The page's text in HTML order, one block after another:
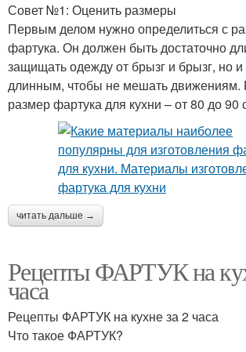
Совет №1: Оценить размеры
Первым делом нужно определиться с
фартука. Он должен быть достаточно
защищать одежду от брызг и брызг, но
длинным, чтобы не мешать движениям.
размер фартука для кухни – от 80 до 90
читать дальше →
Рецепты ФАРТУК на
часа
Рецепты ФАРТУК на кухне за 2 часа
Что такое ФАРТУК?